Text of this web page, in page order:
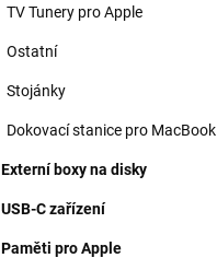
TV Tunery pro Apple
Ostatní
Stojánky
Dokovací stanice pro MacBook
Externí boxy na disky
USB-C zařízení
Paměti pro Apple